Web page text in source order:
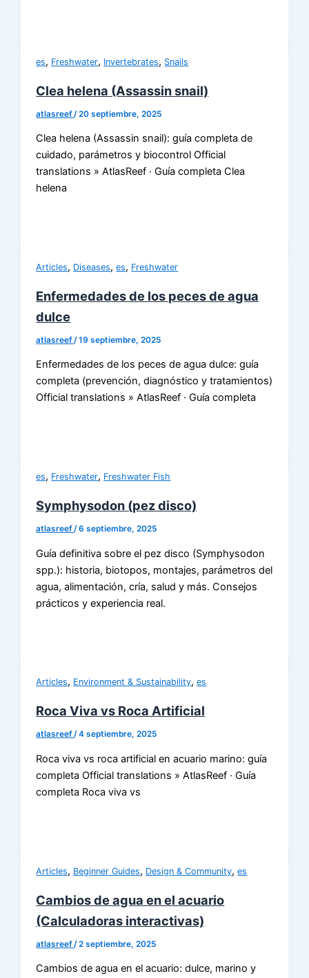
es, Freshwater, Invertebrates, Snails
Clea helena (Assassin snail)
atlasreef /20 septiembre, 2025
Clea helena (Assassin snail): guía completa de
cuidado, parámetros y biocontrol Official
translations » AtlasReef · Guía completa Clea
helena
Articles, Diseases,es, Freshwater
Enfermedades de los peces de agua
dulce
atlasreef/19 septiembre, 2025
Enfermedades de los peces de agua dulce: guía
completa (prevención, diagnóstico y tratamientos)
Official translations » AtlasReef · Guía completa
es, Freshwater, Freshwater Fish
Symphysodon (pez disco)
atlasreef/6 septiembre, 2025
Guía definitiva sobre el pez disco (Symphysodon
spp.): historia, biotopos, montajes, parámetros del
agua, alimentación, cría, salud y más. Consejos
prácticos y experiencia real.
Articles, Environment & Sustainability,es
Roca Viva vs Roca Artificial
atlasreef/4 septiembre, 2025
Roca viva vs roca artificial en acuario marino: guía
completa Official translations » AtlasReef · Guía
completa Roca viva vs
Articles, Beginner Guides, Design & Community,es
Cambios de agua en el acuario
(Calculadoras interactivas)
atlasreef /2 septiembre, 2025
Cambios de agua en el acuario: dulce, marino y